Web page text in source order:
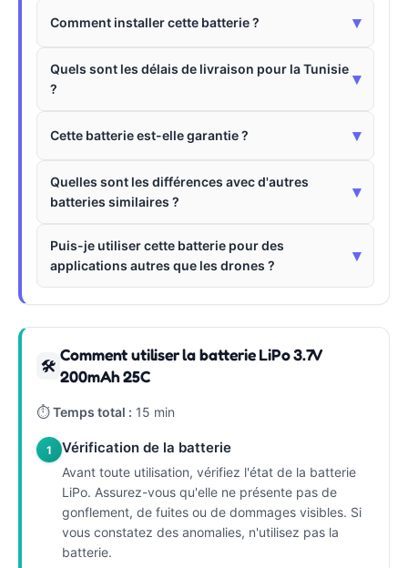
Comment installer cette batterie ? ▾
Quels sont les délais de livraison pour la Tunisie
?
▾
Cette batterie est-elle garantie ? ▾
Quelles sont les différences avec d'autres
batteries similaires ?
▾
Puis-je utiliser cette batterie pour des
applications autres que les drones ?
▾
🛠
Comment utiliser la batterie LiPo 3.7V
200mAh 25C
⏱Temps total : 15 min
1 Vérification de la batterie
Avant toute utilisation, vérifiez l'état de la batterie
LiPo. Assurez-vous qu'elle ne présente pas de
gonflement, de fuites ou de dommages visibles. Si
vous constatez des anomalies, n'utilisez pas la
batterie.